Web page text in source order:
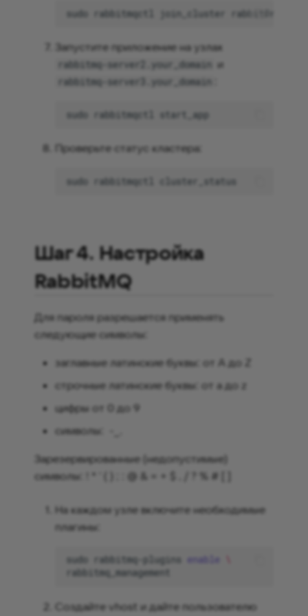
sudo rabbitmqctl join_cluster
Запустите приложение на узлах
rabbitmq-server2.your_domain и
rabbitmq-server3.your_domain
sudo rabbitmqctl
Проверьте статус кластера:
sudo rabbitmqctl
Шаг 4. Настройка
RabbitMQ
Для пароля разрешается применять
следующие символы:
заглавные латинские буквы: от A до Z
строчные латинские буквы: от a до z
цифры от 0 до 9
символы: -_.
Зарезервированные (недопустимые)
символы: ! * ' ( ) ; : @ & = + $ , / ? % # [ ]
На каждом узле включите необходимые
плагины:
sudo rabbitmq-plugins enable
Cоздайте vhost и дайте пользователю